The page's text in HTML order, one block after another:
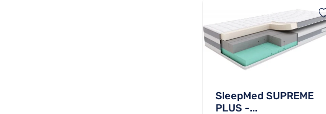
SleepMed SUPREME
PLUS -...